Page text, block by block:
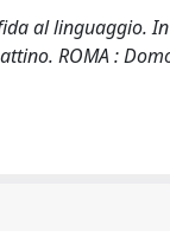
linguaggio. In
ROMA :